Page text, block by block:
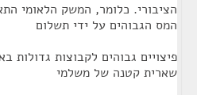
הציבורי. כלומר, המשק הלאומי
המס הגבוהים על ידי תשלום
פיצויים גבוהים לקבוצות גדולות
שארית קטנה של משלמי